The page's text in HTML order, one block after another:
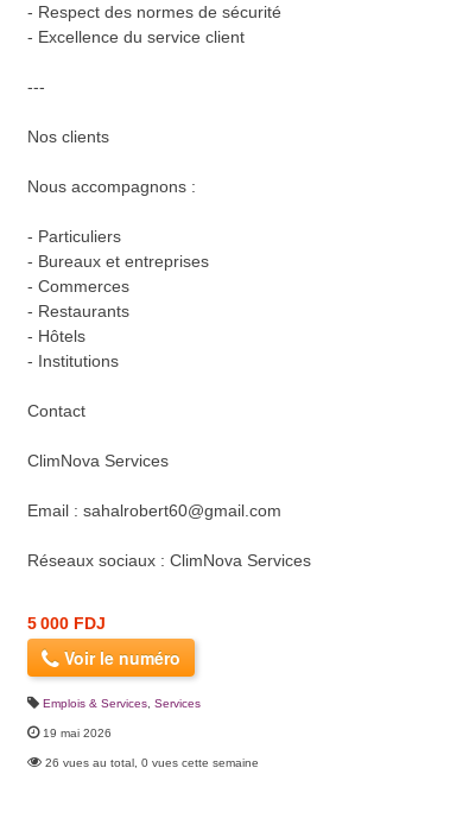
- Respect des normes de sécurité
- Excellence du service client
---
Nos clients
Nous accompagnons :
- Particuliers
- Bureaux et entreprises
- Commerces
- Restaurants
- Hôtels
- Institutions
Contact
ClimNova Services
Email : sahalrobert60@gmail.com
Réseaux sociaux : ClimNova Services
5 000 FDJ
Voir le numéro
Emplois & Services Services
19 mai 2026
26 vues au total, 0 vues cette semaine